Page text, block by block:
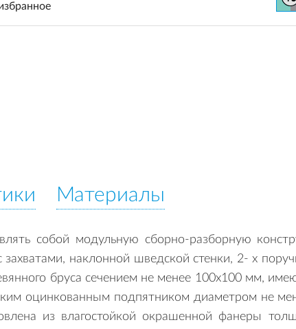
Материалы
собой модульную сборно-разборную
захватами, наклонной шведской стенки, 2- х
бруса сечением не менее 100х100 мм,
оцинкованным подпятником диаметром не
из влагостойкой окрашенной фанеры